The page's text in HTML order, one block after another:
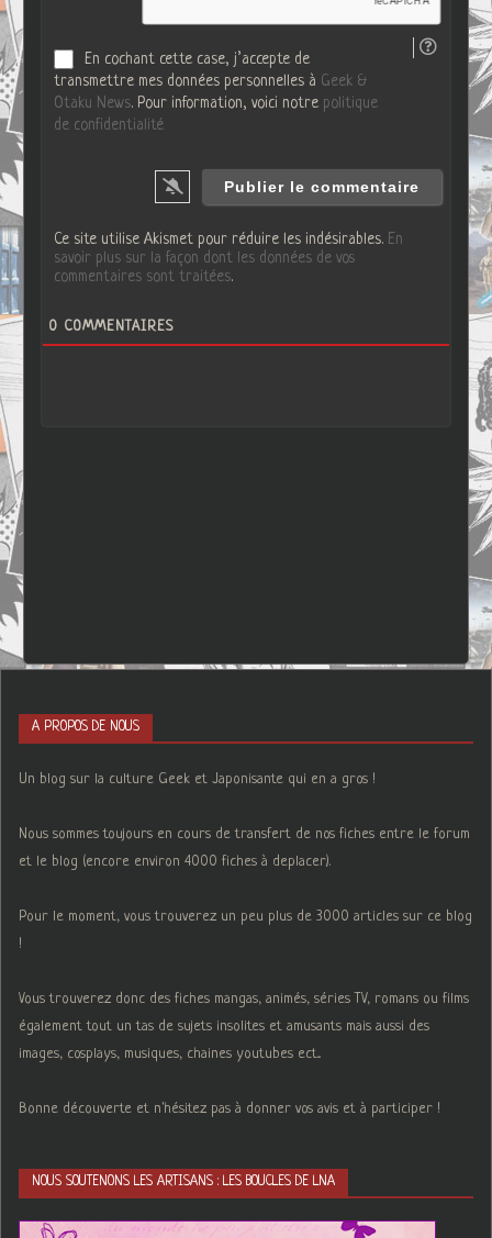
En cochant cette case, j’accepte de
transmettre mes données personnelles à Geek &
Otaku News. Pour information, voici notre politique
de confidentialité
Ce site utilise Akismet pour réduire les indésirables. En
savoir plus sur la façon dont les données de vos
commentaires sont traitées.
0 COMMENTAIRES
A PROPOS DE NOUS
Un blog sur la culture Geek et Japonisante qui en a gros !
Nous sommes toujours en cours de transfert de nos fiches entre le forum
et le blog (encore environ 4000 fiches à deplacer).
Pour le moment, vous trouverez un peu plus de 3000 articles sur ce blog
!
Vous trouverez donc des fiches mangas, animés, séries TV, romans ou films
également tout un tas de sujets insolites et amusants mais aussi des
images, cosplays, musiques, chaines youtubes ect...
Bonne découverte et n'hésitez pas à donner vos avis et à participer !
NOUS SOUTENONS LES ARTISANS : LES BOUCLES DE LNA